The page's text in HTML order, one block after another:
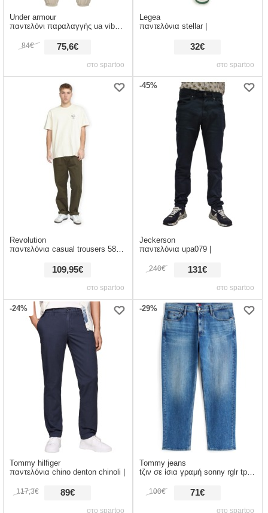
στο spartoo
Under armour
παντελόνι παραλαγγής ua vibe woven cargo pants 1386558 |
75,6€
84€
στο spartoo
Legea
παντελόνια stellar |
32€
στο spartoo
Revolution
παντελόνια casual trousers 5871 army |
109,95€
-45%
στο spartoo
Jeckerson
παντελόνια upa079 |
131€
240€
-24%
στο spartoo
Tommy hilfiger
παντελόνια chino denton chinoli |
89€
117,3€
-29%
στο spartoo
Tommy jeans
tζιν σε ίσια γραμή sonny rglr tprd bi01 |
71€
100€